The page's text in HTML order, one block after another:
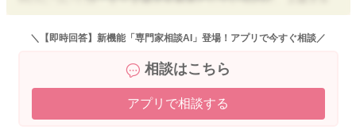
基準としているのかが不明です。親御さんが味見をしていただ
き、いつも食べているものよりも濃い味付けであれば、汁をお
調整したりという工夫で減塩にはなります。
１食分が塩分が多かった場合は、その他の食事や補食で減塩に
なるように気をつければ良いです。ランチメニューをいつから
＼【即時回答】新機能「専門家相談AI」登場！アプリで今すぐ相談／
相談はこちら
アプリで相談する